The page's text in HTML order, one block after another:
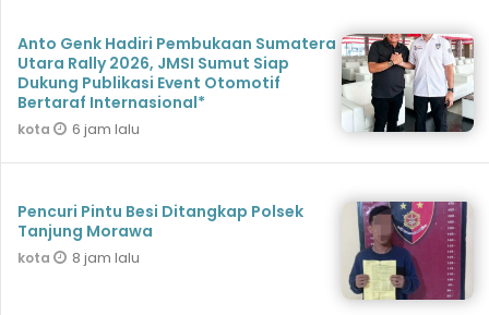
Anto Genk Hadiri Pembukaan Sumatera
Utara Rally 2026, JMSI Sumut Siap
Dukung Publikasi Event Otomotif
Bertaraf Internasional*
kota 6 jam lalu
Pencuri Pintu Besi Ditangkap Polsek
Tanjung Morawa
kota 8 jam lalu